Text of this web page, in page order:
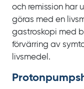
och remission har
göras med en
gastroskopi med
förvärring av
livsmedel.